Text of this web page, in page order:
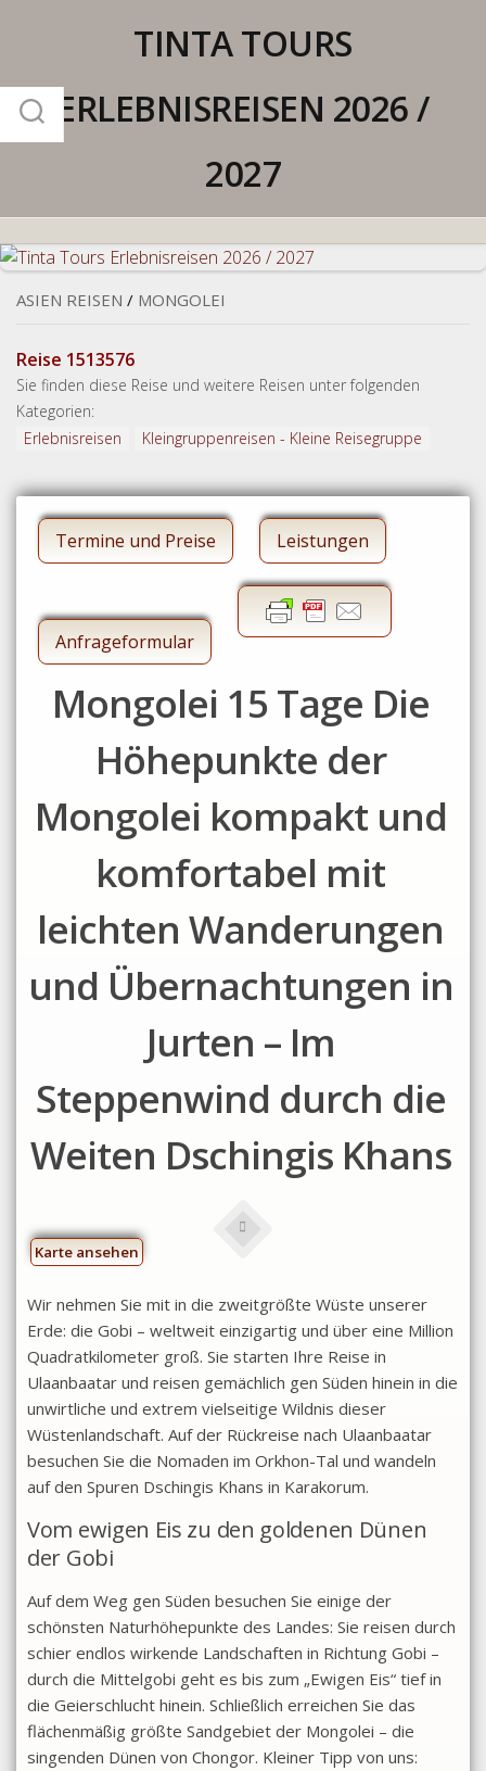
TINTA TOURS
ERLEBNISREISEN 2026 /
2027
ASIEN REISEN / MONGOLEI
Reise 1513576
Sie finden diese Reise und weitere Reisen unter folgenden
Kategorien:
Erlebnisreisen
Kleingruppenreisen - Kleine Reisegruppe
Termine und Preise Leistungen
Anfrageformular
Mongolei 15 Tage Die
Höhepunkte der
Mongolei kompakt und
komfortabel mit
leichten Wanderungen
und Übernachtungen in
Jurten – Im
Steppenwind durch die
Weiten Dschingis Khans
Karte ansehen
Wir nehmen Sie mit in die zweitgrößte Wüste unserer
Erde: die Gobi – weltweit einzigartig und über eine Million
Quadratkilometer groß. Sie starten Ihre Reise in
Ulaanbaatar und reisen gemächlich gen Süden hinein in die
unwirtliche und extrem vielseitige Wildnis dieser
Wüstenlandschaft. Auf der Rückreise nach Ulaanbaatar
besuchen Sie die Nomaden im Orkhon-Tal und wandeln
auf den Spuren Dschingis Khans in Karakorum.
Vom ewigen Eis zu den goldenen Dünen
der Gobi
Auf dem Weg gen Süden besuchen Sie einige der
schönsten Naturhöhepunkte des Landes: Sie reisen durch
schier endlos wirkende Landschaften in Richtung Gobi –
durch die Mittelgobi geht es bis zum „Ewigen Eis“ tief in
die Geierschlucht hinein. Schließlich erreichen Sie das
flächenmäßig größte Sandgebiet der Mongolei – die
singenden Dünen von Chongor. Kleiner Tipp von uns: